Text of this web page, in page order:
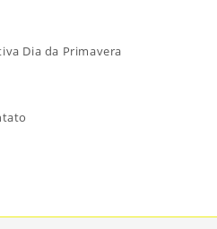
Dia da Primavera